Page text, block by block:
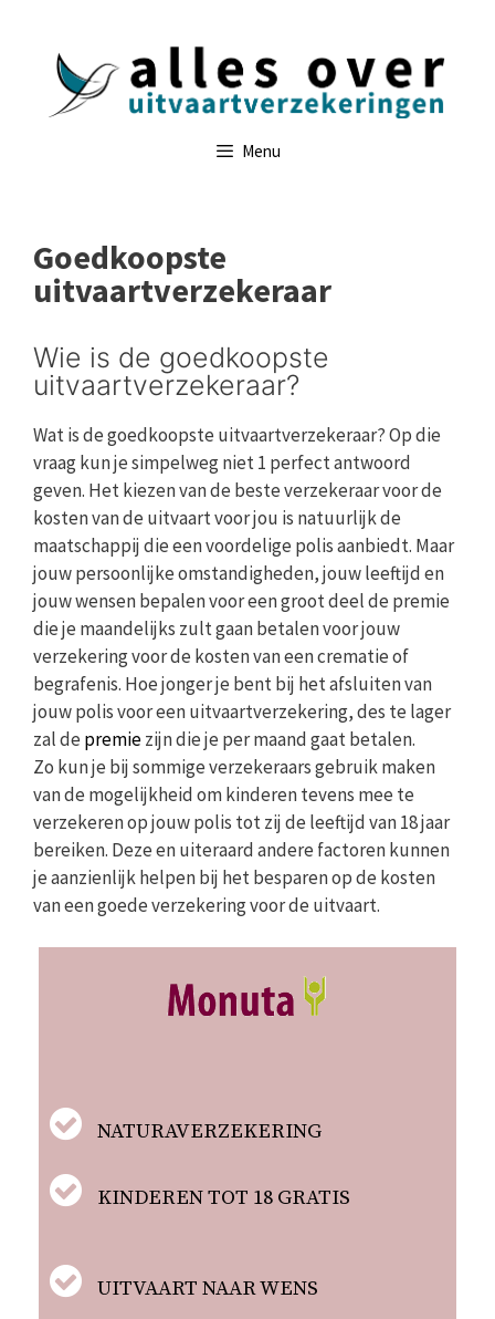
Menu
Goedkoopste
uitvaartverzekeraar
Wie is de goedkoopste
uitvaartverzekeraar?
Wat is de goedkoopste uitvaartverzekeraar? Op die
vraag kun je simpelweg niet 1 perfect antwoord
geven. Het kiezen van de beste verzekeraar voor de
kosten van de uitvaart voor jou is natuurlijk de
maatschappij die een voordelige polis aanbiedt. Maar
jouw persoonlijke omstandigheden, jouw leeftijd en
jouw wensen bepalen voor een groot deel de premie
die je maandelijks zult gaan betalen voor jouw
verzekering voor de kosten van een crematie of
begrafenis. Hoe jonger je bent bij het afsluiten van
jouw polis voor een uitvaartverzekering, des te lager
zal de premiezijn die je per maand gaat betalen.
Zo kun je bij sommige verzekeraars gebruik maken
van de mogelijkheid om kinderen tevens mee te
verzekeren op jouw polis tot zij de leeftijd van 18 jaar
bereiken. Deze en uiteraard andere factoren kunnen
je aanzienlijk helpen bij het besparen op de kosten
van een goede verzekering voor de uitvaart.
NATURAVERZEKERING
KINDEREN TOT 18 GRATIS
UITVAART NAAR WENS